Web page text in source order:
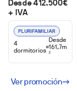
Desde 412.500€
+ IVA
PLURIFAMILIAR
4
dormitorios
Desde
161,7m
2
Ver promoción